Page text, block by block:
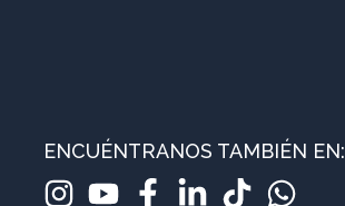
ENCUÉNTRANOS TAMBIÉN EN: